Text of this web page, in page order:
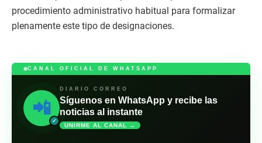
procedimiento administrativo habitual para formalizar
plenamente este tipo de designaciones.
CANAL OFICIAL DE WHATSAPP
📲
✓
DIARIO CORREO
Síguenos en WhatsApp y recibe las
noticias al instante
UNIRME AL CANAL →